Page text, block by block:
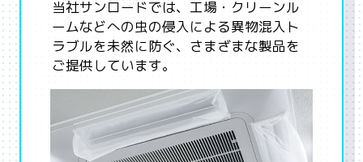
当社サンロードでは、工場・クリーンル
ームなどへの虫の侵入による異物混入ト
ラブルを未然に防ぐ、さまざまな製品を
ご提供しています。